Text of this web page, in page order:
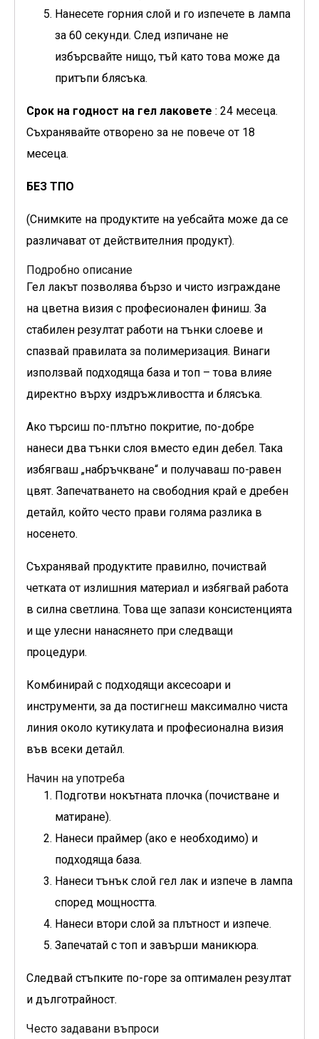
Нанесете горния слой и го изпечете в лампа
за 60 секунди. След изпичане не
избърсвайте нищо, тъй като това може да
притъпи блясъка.
Срок на годност на гел лаковете : 24 месеца.
Съхранявайте отворено за не повече от 18
месеца.
БЕЗ ТПО
(Снимките на продуктите на уебсайта може да се
различават от действителния продукт).
Подробно описание
Гел лакът позволява бързо и чисто изграждане
на цветна визия с професионален финиш. За
стабилен резултат работи на тънки слоеве и
спазвай правилата за полимеризация. Винаги
използвай подходяща база и топ – това влияе
директно върху издръжливостта и блясъка.
Ако търсиш по-плътно покритие, по-добре
нанеси два тънки слоя вместо един дебел. Така
избягваш „набръчкване“ и получаваш по-равен
цвят. Запечатването на свободния край е дребен
детайл, който често прави голяма разлика в
носенето.
Съхранявай продуктите правилно, почиствай
четката от излишния материал и избягвай работа
в силна светлина. Това ще запази консистенцията
и ще улесни нанасянето при следващи
процедури.
Комбинирай с подходящи аксесоари и
инструменти, за да постигнеш максимално чиста
линия около кутикулата и професионална визия
във всеки детайл.
Начин на употреба
Подготви нокътната плочка (почистване и
матиране).
Нанеси праймер (ако е необходимо) и
подходяща база.
Нанеси тънък слой гел лак и изпече в лампа
според мощността.
Нанеси втори слой за плътност и изпече.
Запечатай с топ и завърши маникюра.
Следвай стъпките по-горе за оптимален резултат
и дълготрайност.
Често задавани въпроси